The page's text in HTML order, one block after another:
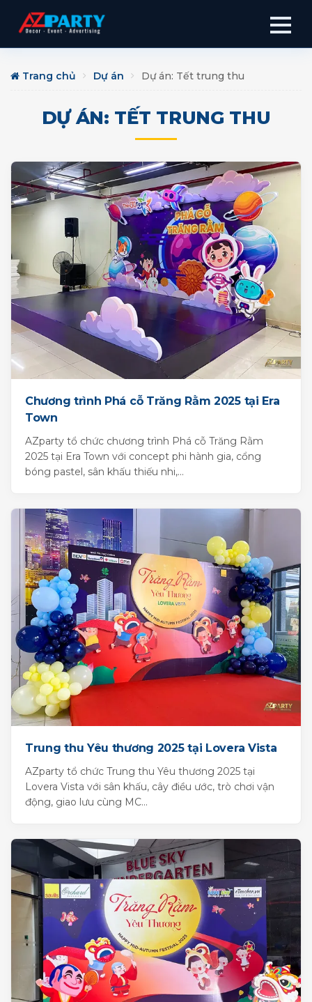
Trang chủ Dự án Dự án: Tết trung thu
DỰ ÁN: TẾT TRUNG THU
Chương trình Phá cỗ Trăng Rằm 2025 tại Era
Town
AZparty tổ chức chương trình Phá cỗ Trăng Rằm
2025 tại Era Town với concept phi hành gia, cổng
bóng pastel, sân khấu thiếu nhi,...
Trung thu Yêu thương 2025 tại Lovera Vista
AZparty tổ chức Trung thu Yêu thương 2025 tại
Lovera Vista với sân khấu, cây điều ước, trò chơi vận
động, giao lưu cùng MC...